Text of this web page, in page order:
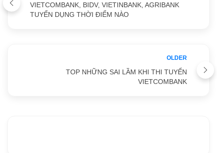
VIETCOMBANK, BIDV, VIETINBANK, AGRIBANK
TUYỂN DỤNG THỜI ĐIỂM NÀO
OLDER
TOP NHỮNG SAI LẦM KHI THI TUYỂN
VIETCOMBANK